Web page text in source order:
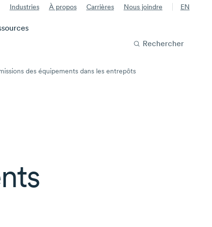
Industries À propos Carrières Nous joindre EN
Rechercher
des équipements dans les entrepôts